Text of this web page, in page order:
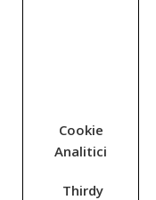
Cookie
Analitici
Thirdy